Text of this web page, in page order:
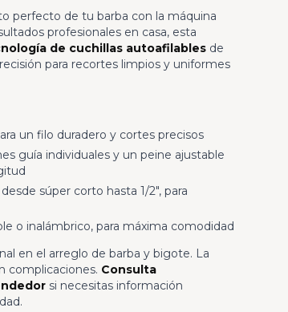
perfecto de tu barba con la máquina
profesionales en casa, esta
de cuchillas autoafilablesde
para recortes limpios y uniformes
un filo duradero y cortes precisos
guía individuales y un peine ajustable
súper corto hasta 1/2", para
o inalámbrico, para máxima comodidad
en el arreglo de barba y bigote. La
complicaciones. Consulta
si necesitas información